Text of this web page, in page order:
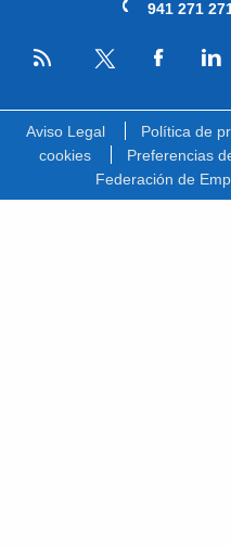
941 271
RSS
Aviso Legal Política de
cookies
Preferencias
Federación de